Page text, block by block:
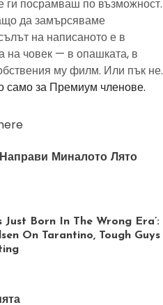
посрамваш по възможност.
да замърсяваме
на написаното е в
на човек — в опашката, в
му филм. Или пък не.
само за Премиум членове.
Миналото Лято
Just Born In The Wrong Era’:
On Tarantino, Tough Guys